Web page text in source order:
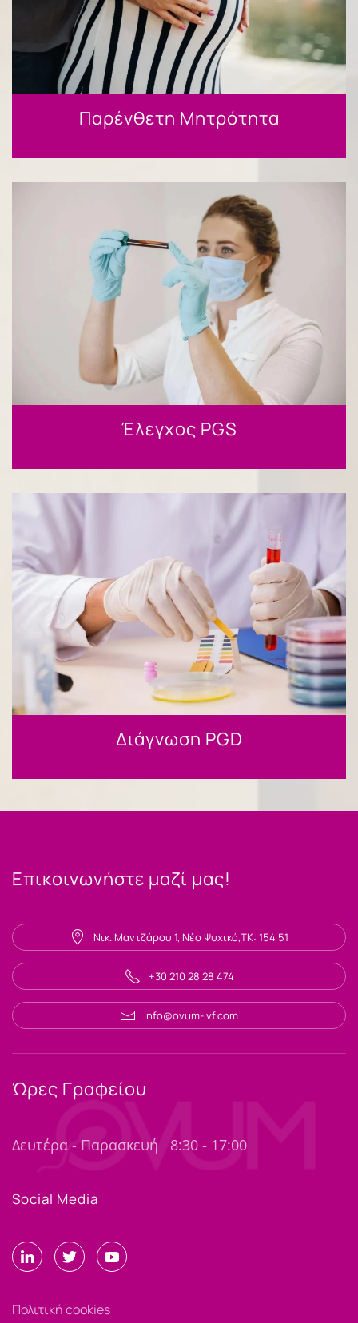
Παρένθετη Μητρότητα
Έλεγχος PGS
Διάγνωση PGD
Επικοινωνήστε μαζί μας!
Νικ. Μαντζάρου 1, Νέο Ψυχικό,ΤΚ: 154 51
+30 210 28 28 474
info@ovum-ivf.com
Ώρες Γραφείου
Δευτέρα - Παρασκευή 8:30 - 17:00
Social Media
Πολιτική cookies